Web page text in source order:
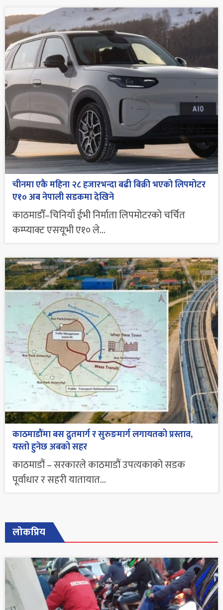
चीनमा एकै महिना २८ हजारभन्दा बढी बिक्री भएको लिपमोटर
ए१० अब नेपाली सडकमा देखिने
काठमाडौँ–चिनियाँ ईभी निर्माता लिपमोटरको चर्चित
कम्प्याक्ट एसयूभी ए१० ले...
काठमाडौंमा बस द्रुतमार्ग र सुरुङमार्ग लगायतको प्रस्ताव,
यस्तो हुनेछ अबको सहर
काठमाडौं – सरकारले काठमाडौं उपत्यकाको सडक
पूर्वाधार र सहरी यातायात...
लोकप्रिय